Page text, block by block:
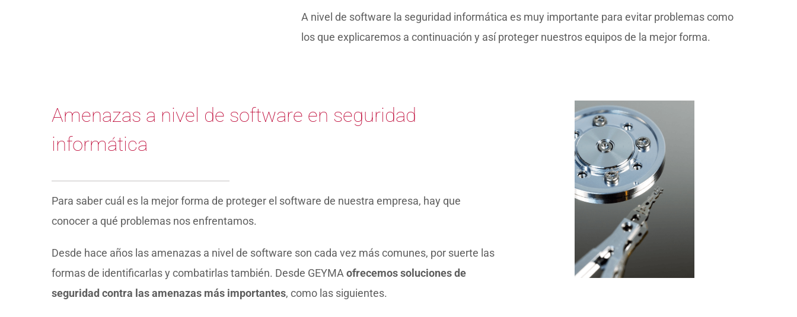
A nivel de software la seguridad informática es muy importante para evitar problemas como
los que explicaremos a continuación y así proteger nuestros equipos de la mejor forma.
Amenazas a nivel de software en seguridad
informática
Para saber cuál es la mejor forma de proteger el software de nuestra empresa, hay que
conocer a qué problemas nos enfrentamos.
Desde hace años las amenazas a nivel de software son cada vez más comunes, por suerte las
formas de identificarlas y combatirlas también. Desde GEYMA ofrecemos soluciones de
seguridad contra las amenazas más importantes, como las siguientes.